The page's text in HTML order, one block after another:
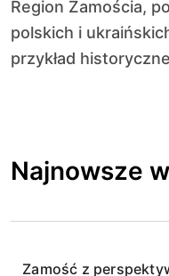
Region Zamościa, położony na styku wpływów
polskich i
przykład
Najnowsze
Zamość z